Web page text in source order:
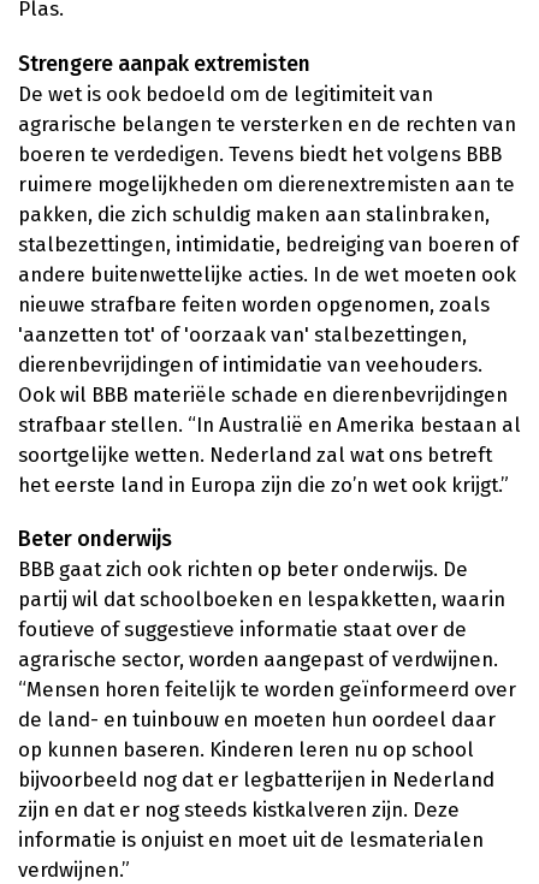
Plas.
Strengere aanpak extremisten
De wet is ook bedoeld om de legitimiteit van
agrarische belangen te versterken en de rechten van
boeren te verdedigen. Tevens biedt het volgens BBB
ruimere mogelijkheden om dierenextremisten aan te
pakken, die zich schuldig maken aan stalinbraken,
stalbezettingen, intimidatie, bedreiging van boeren of
andere buitenwettelijke acties. In de wet moeten ook
nieuwe strafbare feiten worden opgenomen, zoals
'aanzetten tot' of 'oorzaak van' stalbezettingen,
dierenbevrijdingen of intimidatie van veehouders.
Ook wil BBB materiële schade en dierenbevrijdingen
strafbaar stellen. “In Australië en Amerika bestaan al
soortgelijke wetten. Nederland zal wat ons betreft
het eerste land in Europa zijn die zo’n wet ook krijgt.”
Beter onderwijs
BBB gaat zich ook richten op beter onderwijs. De
partij wil dat schoolboeken en lespakketten, waarin
foutieve of suggestieve informatie staat over de
agrarische sector, worden aangepast of verdwijnen.
“Mensen horen feitelijk te worden geïnformeerd over
de land- en tuinbouw en moeten hun oordeel daar
op kunnen baseren. Kinderen leren nu op school
bijvoorbeeld nog dat er legbatterijen in Nederland
zijn en dat er nog steeds kistkalveren zijn. Deze
informatie is onjuist en moet uit de lesmaterialen
verdwijnen.”